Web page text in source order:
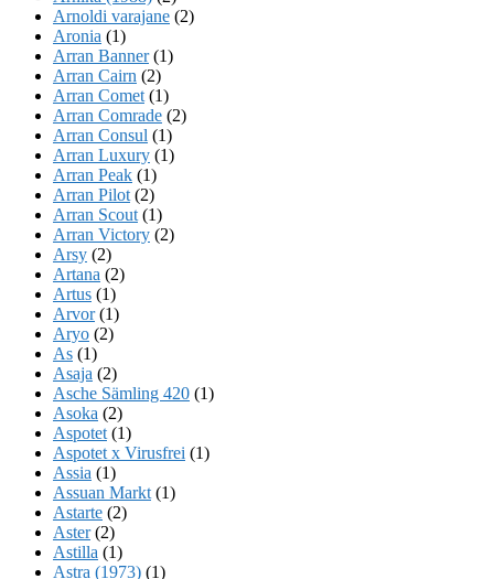
Arnoldi varajane (2)
Aronia (1)
Arran Banner(1)
Arran Cairn (2)
Arran Comet (1)
Arran Comrade (2)
Arran Consul (1)
Arran Luxury (1)
Arran Peak (1)
Arran Pilot (2)
Arran Scout (1)
Arran Victory (2)
Arsy (2)
Artana (2)
Artus (1)
Arvor(1)
Aryo (2)
As (1)
Asaja (2)
Asche Sämling 420 (1)
Asoka (2)
Aspotet (1)
Aspotet x Virusfrei (1)
Assia (1)
Assuan Markt (1)
Astarte (2)
Aster(2)
Astilla (1)
Astra (1973) (1)